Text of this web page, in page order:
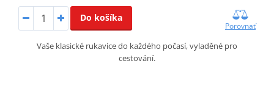
Do košíka
Porovnať
Vaše klasické rukavice do každého počasí, vyladěné pro
cestování.